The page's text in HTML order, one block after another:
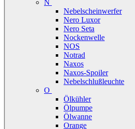
N
Nebelscheinwerfer
Nero Luxor
Nero Seta
Nockenwelle
NOS
Notrad
Naxos
Naxos-Spoiler
Nebelschlußleuchte
O
Ölkühler
Ölpumpe
Ölwanne
Orange